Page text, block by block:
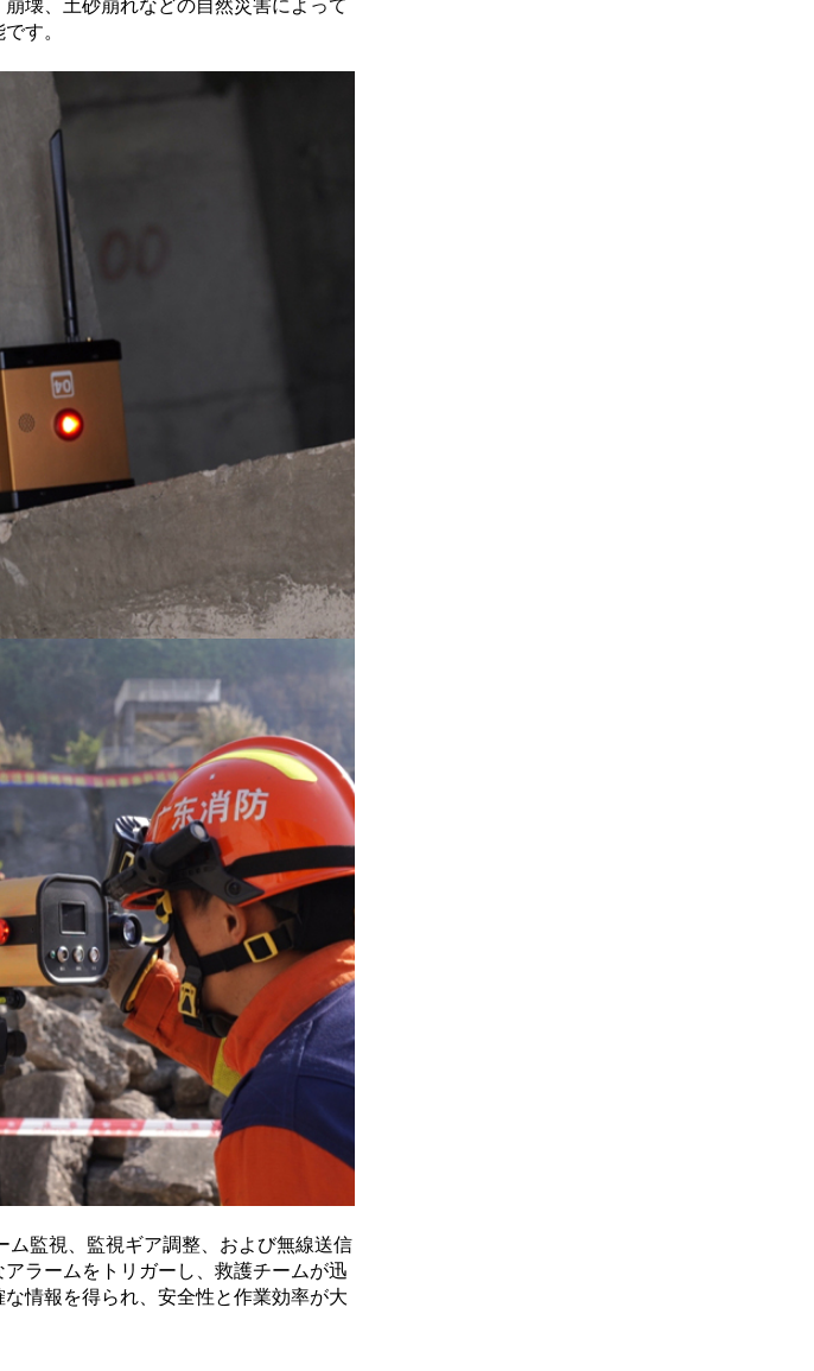
壊、土砂崩れなどの自然災害によって
す。
監視、監視ギア調整、および無線送信
ラームをトリガーし、救護チームが迅
情報を得られ、安全性と作業効率が大